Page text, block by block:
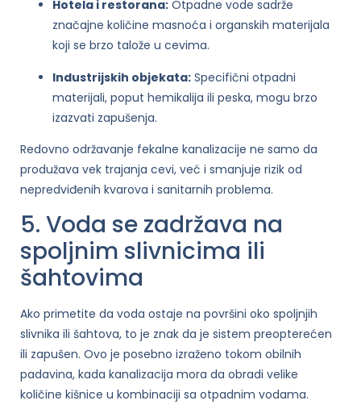
Hotela i restorana: Otpadne vode sadrže
značajne količine masnoća i organskih materijala
koji se brzo talože u cevima.
Industrijskih objekata: Specifični otpadni
materijali, poput hemikalija ili peska, mogu brzo
izazvati zapušenja.
Redovno održavanje fekalne kanalizacije ne samo da
produžava vek trajanja cevi, već i smanjuje rizik od
nepredviđenih kvarova i sanitarnih problema.
5. Voda se zadržava na
spoljnim slivnicima ili
šahtovima
Ako primetite da voda ostaje na površini oko spoljnjih
slivnika ili šahtova, to je znak da je sistem preopterećen
ili zapušen. Ovo je posebno izraženo tokom obilnih
padavina, kada kanalizacija mora da obradi velike
količine kišnice u kombinaciji sa otpadnim vodama.